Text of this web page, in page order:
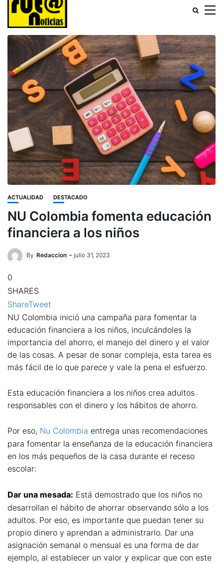
ACTUALIDAD DESTACADO
NU Colombia fomenta educación
financiera a los niños
By Redaccion julio 31, 2023
0
SHARES
ShareTweet
NU Colombia inició una campaña para fomentar la
educación financiera a los niños, inculcándoles la
importancia del ahorro, el manejo del dinero y el valor
de las cosas. A pesar de sonar compleja, esta tarea es
más fácil de lo que parece y vale la pena el esfuerzo.
Esta educación financiera a los niños crea adultos
responsables con el dinero y los hábitos de ahorro.
Por eso, Nu Colombia entrega unas recomendaciones
para fomentar la enseñanza de la educación financiera
en los más pequeños de la casa durante el receso
escolar:
Dar una mesada: Está demostrado que los niños no
desarrollan el hábito de ahorrar observando sólo a los
adultos. Por eso, es importante que puedan tener su
propio dinero y aprendan a administrarlo. Dar una
asignación semanal o mensual es una forma de dar
ejemplo, al establecer un valor y explicar que con este